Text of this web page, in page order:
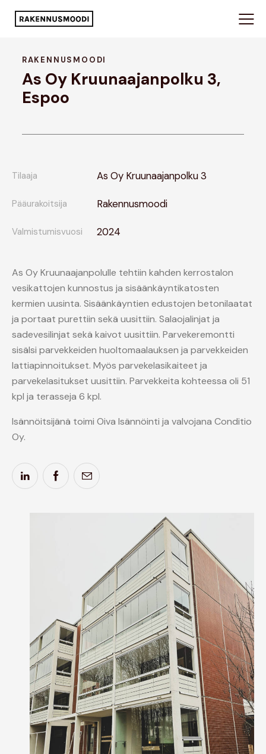
RAKENNUSMOODI
As Oy Kruunaajanpolku 3,
Espoo
Tilaaja As Oy Kruunaajanpolku 3
Pääurakoitsija Rakennusmoodi
Valmistumisvuosi 2024
As Oy Kruunaajanpolulle tehtiin kahden kerrostalon
vesikattojen kunnostus ja sisäänkäyntikatosten
kermien uusinta. Sisäänkäyntien edustojen betonilaatat
ja portaat purettiin sekä uusittiin. Salaojalinjat ja
sadevesilinjat sekä kaivot uusittiin. Parvekeremontti
sisälsi parvekkeiden huoltomaalauksen ja parvekkeiden
lattiapinnoitukset. Myös parvekelasikaiteet ja
parvekelasitukset uusittiin. Parvekkeita kohteessa oli 51
kpl ja terasseja 6 kpl.
Isännöitsijänä toimi Oiva Isännöinti ja valvojana Conditio
Oy.